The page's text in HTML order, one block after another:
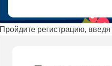
Пройдите регистрацию,